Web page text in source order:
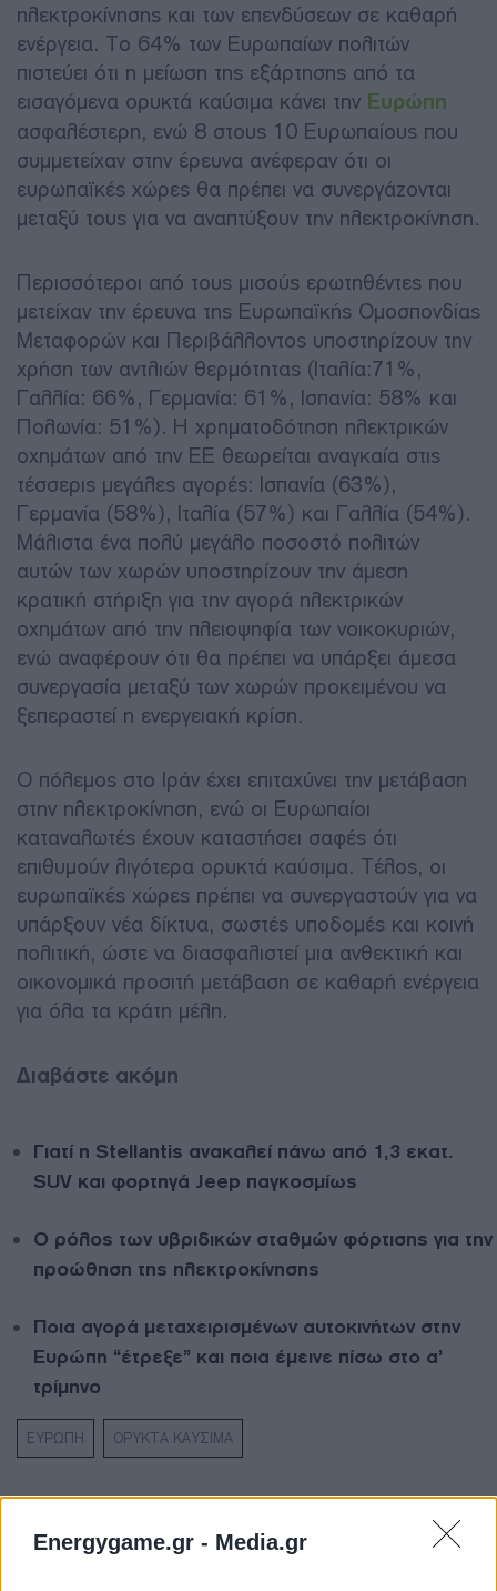
Energygame.gr - Media.gr
ηλεκτροκίνησης και των επενδύσεων σε καθαρή
ενέργεια. Το 64% των Ευρωπαίων πολιτών
πιστεύει ότι η μείωση της εξάρτησης από τα
εισαγόμενα ορυκτά καύσιμα κάνει την Ευρώπη
ασφαλέστερη, ενώ 8 στους 10 Ευρωπαίους που
συμμετείχαν στην έρευνα ανέφεραν ότι οι
ευρωπαϊκές χώρες θα πρέπει να συνεργάζονται
μεταξύ τους για να αναπτύξουν την ηλεκτροκίνηση.
Περισσότεροι από τους μισούς ερωτηθέντες που
μετείχαν την έρευνα της Ευρωπαϊκής Ομοσπονδίας
Μεταφορών και Περιβάλλοντος υποστηρίζουν την
χρήση των αντλιών θερμότητας (Ιταλία:71%,
Γαλλία: 66%, Γερμανία: 61%, Ισπανία: 58% και
Πολωνία: 51%). Η χρηματοδότηση ηλεκτρικών
οχημάτων από την ΕΕ θεωρείται αναγκαία στις
τέσσερις μεγάλες αγορές: Ισπανία (63%),
Γερμανία (58%), Ιταλία (57%) και Γαλλία (54%).
Μάλιστα ένα πολύ μεγάλο ποσοστό πολιτών
αυτών των χωρών υποστηρίζουν την άμεση
κρατική στήριξη για την αγορά ηλεκτρικών
οχημάτων από την πλειοψηφία των νοικοκυριών,
ενώ αναφέρουν ότι θα πρέπει να υπάρξει άμεσα
συνεργασία μεταξύ των χωρών προκειμένου να
ξεπεραστεί η ενεργειακή κρίση.
Ο πόλεμος στο Ιράν έχει επιταχύνει την μετάβαση
στην ηλεκτροκίνηση, ενώ οι Ευρωπαίοι
καταναλωτές έχουν καταστήσει σαφές ότι
επιθυμούν λιγότερα ορυκτά καύσιμα. Τέλος, οι
ευρωπαϊκές χώρες πρέπει να συνεργαστούν για να
υπάρξουν νέα δίκτυα, σωστές υποδομές και κοινή
πολιτική, ώστε να διασφαλιστεί μια ανθεκτική και
οικονομικά προσιτή μετάβαση σε καθαρή ενέργεια
για όλα τα κράτη μέλη.
Διαβάστε ακόμη
Γιατί η Stellantis ανακαλεί πάνω από 1,3 εκατ.
SUV και φορτηγά Jeep παγκοσμίως
Ο ρόλος των υβριδικών σταθμών φόρτισης για την
προώθηση της ηλεκτροκίνησης
Ποια αγορά μεταχειρισμένων αυτοκινήτων στην
Ευρώπη “έτρεξε” και ποια έμεινε πίσω στο α’
τρίμηνο
ΕΥΡΩΠΗ ΟΡΥΚΤΑ ΚΑΥΣΙΜΑ